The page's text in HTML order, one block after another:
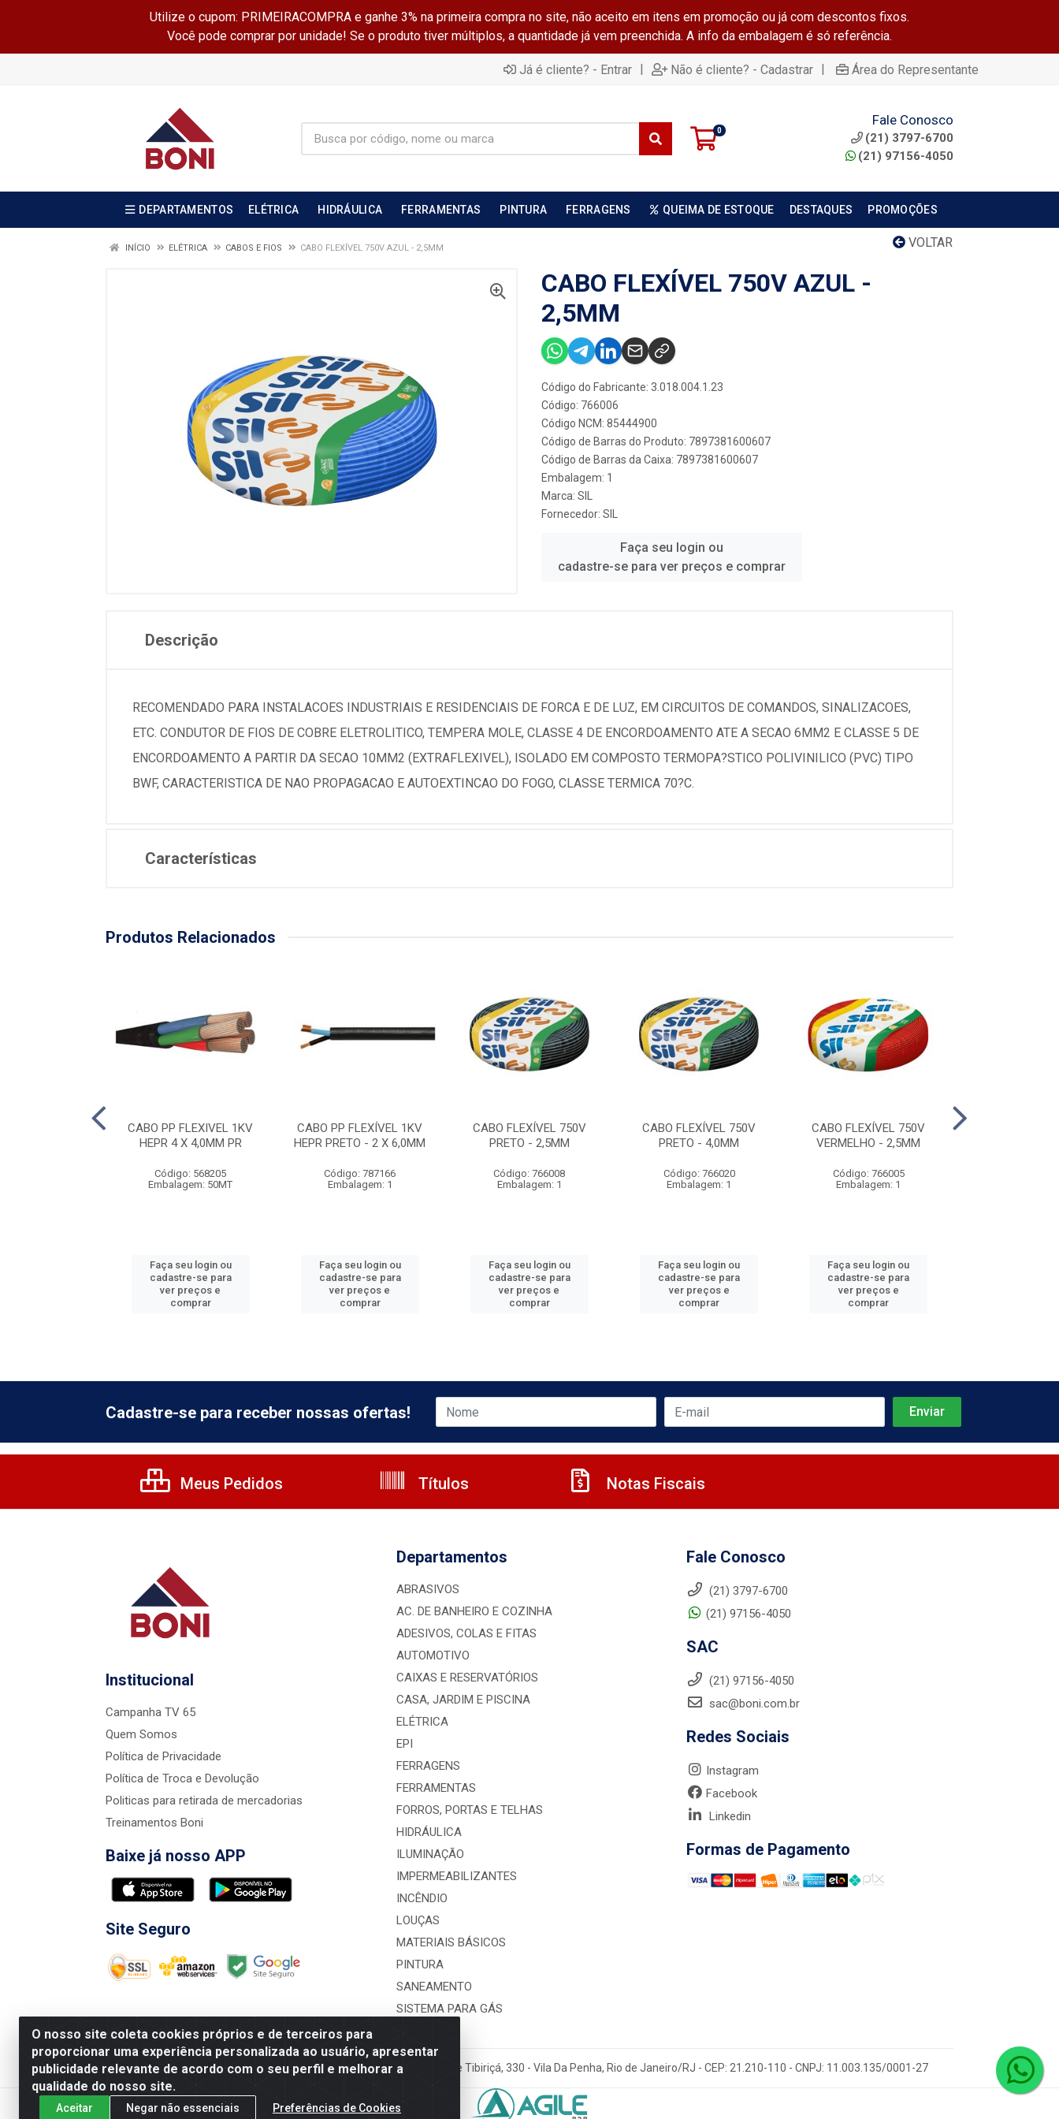
Utilize o cupom: PRIMEIRACOMPRA e ganhe 3% na primeira compra no site, não aceito em itens em promoção ou já com descontos fixos.
Você pode comprar por unidade! Se o produto tiver múltiplos, a quantidade já vem preenchida. A info da embalagem é só referência.
Já é cliente? - Entrar | Não é cliente? - Cadastrar | Área do Representante
0
Fale Conosco
(21) 3797-6700
(21) 97156-4050
DEPARTAMENTOS ELÉTRICA HIDRÁULICA FERRAMENTAS PINTURA FERRAGENS QUEIMA DE ESTOQUE DESTAQUES PROMOÇÕES
VOLTAR
INÍCIO ELÉTRICA CABOS E FIOS CABO FLEXÍVEL 750V AZUL - 2,5MM
CABO FLEXÍVEL 750V AZUL -
2,5MM
Código do Fabricante: 3.018.004.1.23
Código: 766006
Código NCM: 85444900
Código de Barras do Produto: 7897381600607
Código de Barras da Caixa: 7897381600607
Embalagem: 1
Marca: SIL
Fornecedor: SIL
Faça seu login ou
cadastre-se para ver preços e comprar
Descrição
RECOMENDADO PARA INSTALACOES INDUSTRIAIS E RESIDENCIAIS DE FORCA E DE LUZ, EM CIRCUITOS DE COMANDOS, SINALIZACOES,
ETC. CONDUTOR DE FIOS DE COBRE ELETROLITICO, TEMPERA MOLE, CLASSE 4 DE ENCORDOAMENTO ATE A SECAO 6MM2 E CLASSE 5 DE
ENCORDOAMENTO A PARTIR DA SECAO 10MM2 (EXTRAFLEXIVEL), ISOLADO EM COMPOSTO TERMOPA?STICO POLIVINILICO (PVC) TIPO
BWF, CARACTERISTICA DE NAO PROPAGACAO E AUTOEXTINCAO DO FOGO, CLASSE TERMICA 70?C.
Características
Produtos Relacionados
CABO PP FLEXIVEL 1KV
HEPR 4 X 4,0MM PR
Código: 568205
Embalagem: 50MT
Faça seu login ou
cadastre-se para
ver preços e
comprar
CABO PP FLEXÍVEL 1KV
HEPR PRETO - 2 X 6,0MM
Código: 787166
Embalagem: 1
Faça seu login ou
cadastre-se para
ver preços e
comprar
CABO FLEXÍVEL 750V
PRETO - 2,5MM
Código: 766008
Embalagem: 1
Faça seu login ou
cadastre-se para
ver preços e
comprar
CABO FLEXÍVEL 750V
PRETO - 4,0MM
Código: 766020
Embalagem: 1
Faça seu login ou
cadastre-se para
ver preços e
comprar
CABO FLEXÍVEL 750V
VERMELHO - 2,5MM
Código: 766005
Embalagem: 1
Faça seu login ou
cadastre-se para
ver preços e
comprar
O nosso site coleta cookies próprios e de terceiros para
proporcionar uma experiência personalizada ao usuário, apresentar
publicidade relevante de acordo com o seu perfil e melhorar a
qualidade do nosso site.
Aceitar Negar não essenciais Preferências de Cookies
Cadastre-se para receber nossas ofertas!
Meus Pedidos Títulos Notas Fiscais
Institucional
Campanha TV 65
Quem Somos
Política de Privacidade
Política de Troca e Devolução
Politicas para retirada de mercadorias
Treinamentos Boni
Baixe já nosso APP
Site Seguro
Departamentos
ABRASIVOS
AC. DE BANHEIRO E COZINHA
ADESIVOS, COLAS E FITAS
AUTOMOTIVO
CAIXAS E RESERVATÓRIOS
CASA, JARDIM E PISCINA
ELÉTRICA
EPI
FERRAGENS
FERRAMENTAS
FORROS, PORTAS E TELHAS
HIDRÁULICA
ILUMINAÇÃO
IMPERMEABILIZANTES
INCÊNDIO
LOUÇAS
MATERIAIS BÁSICOS
PINTURA
SANEAMENTO
SISTEMA PARA GÁS
Fale Conosco
(21) 3797-6700
(21) 97156-4050
SAC
(21) 97156-4050
sac@boni.com.br
Redes Sociais
Instagram
Facebook
Linkedin
Formas de Pagamento
Nova Boni Distribuidora de Material de Construção LTDA - Rua Alice Tibiriçá, 330 - Vila Da Penha, Rio de Janeiro/RJ - CEP: 21.210-110 - CNPJ: 11.003.135/0001-27